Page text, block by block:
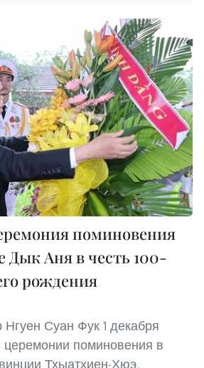
поминовения
Дык Аня в честь 100-
рождения
Суан Фук 1 декабря
церемонии поминовения в
Тхыатхиен-Хюэ,